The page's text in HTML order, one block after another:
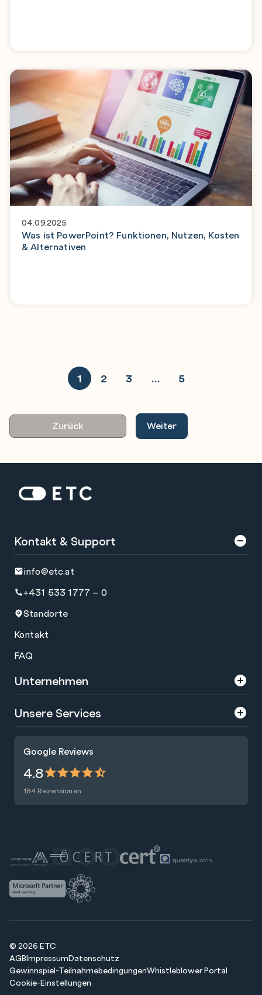
04.09.2025
Was ist PowerPoint? Funktionen, Nutzen, Kosten
& Alternativen
Zurück
1 2 3 … 5
Weiter
Startseite: ETC
Google Reviews
4.8
184 Rezensionen
Kontakt & Support
info@etc.at
+431 533 1777 – 0
Standorte
Kontakt
FAQ
Unternehmen
Über uns
Presse
Nachhaltigkeit
Blog
Unsere Services
Raummiete
© 2026 ETC
AGBImpressumDatenschutz
Gewinnspiel-TeilnahmebedingungenWhistleblower Portal
Cookie-Einstellungen